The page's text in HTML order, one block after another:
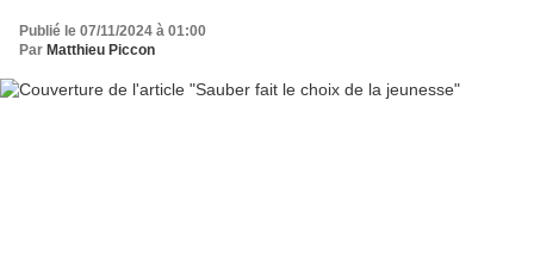
Publié le 07/11/2024 à 01:00
Par Matthieu Piccon